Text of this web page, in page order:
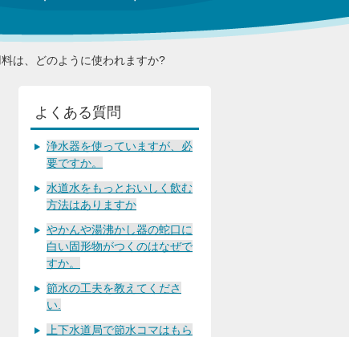
は、どのように使われますか?
よくある質問
浄水器を使っていますが、必
要ですか。
水道水をもっとおいしく飲む
方法はありますか
やかんや湯沸かし器の蛇口に
白い固形物がつくのはなぜで
すか。
節水の工夫を教えてくださ
い.
上下水道局で節水コマはもら